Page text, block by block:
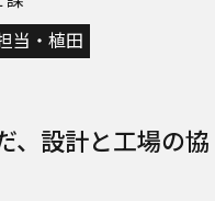
当・植田
、設計と工場の協